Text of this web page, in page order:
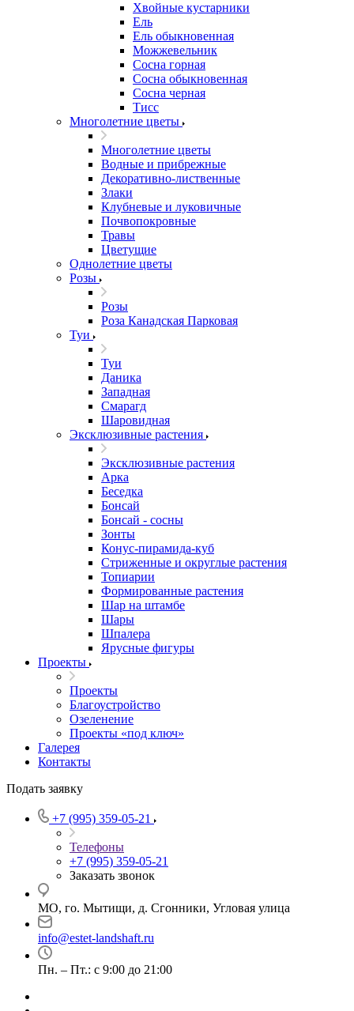
Хвойные кустарники
Ель
Ель обыкновенная
Можжевельник
Сосна горная
Сосна обыкновенная
Сосна черная
Тисс
Многолетние цветы
Многолетние цветы
Водные и прибрежные
Декоративно-лиственные
Злаки
Клубневые и луковичные
Почвопокровные
Травы
Цветущие
Однолетние цветы
Розы
Розы
Роза Канадская Парковая
Туи
Туи
Даника
Западная
Смарагд
Шаровидная
Эксклюзивные растения
Эксклюзивные растения
Арка
Беседка
Бонсай
Бонсай - сосны
Зонты
Конус-пирамида-куб
Стриженные и округлые растения
Топиарии
Формированные растения
Шар на штамбе
Шары
Шпалера
Ярусные фигуры
Проекты
Проекты
Благоустройство
Озеленение
Проекты «под ключ»
Галерея
Контакты
Подать заявку
+7 (995) 359-05-21
Телефоны
+7 (995) 359-05-21
Заказать звонок
МО, го. Мытищи, д. Сгонники, Угловая улица
info@estet-landshaft.ru
Пн. – Пт.: с 9:00 до 21:00